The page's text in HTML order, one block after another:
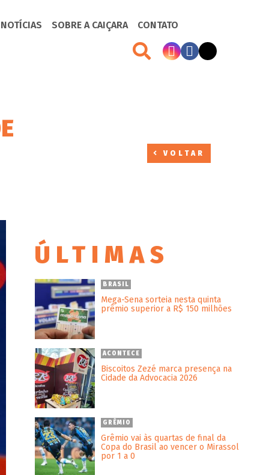
SOBRE A CAIÇARA CONTATO
VOLTAR
ÚLTIMAS
BRASIL
Mega-Sena sorteia nesta quinta
prêmio superior a R$ 150 milhões
ACONTECE
Biscoitos Zezé marca presença na
Cidade da Advocacia 2026
GRÊMIO
Grêmio vai às quartas de final da
Copa do Brasil ao vencer o Mirassol
por 1 a 0